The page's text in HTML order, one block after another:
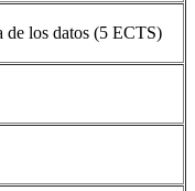
de los datos (5 ECTS)